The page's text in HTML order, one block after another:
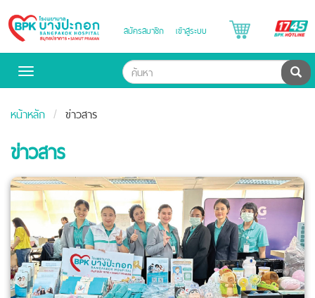
Bangpakok
Hospital
สมัครสมาชิก เข้าสู่ระบบ
Toggle
ค้น
หน้าหลัก ข่าวสาร
ข่าวสาร